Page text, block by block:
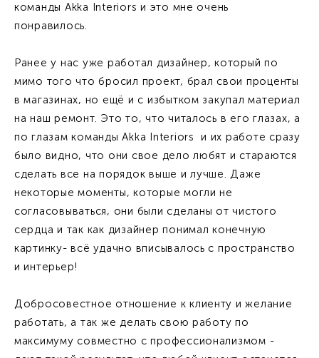
команды Akka Interiors и это мне очень
понравилось.
Ранее у нас уже работал дизайнер, который по
мимо того что бросил проект, брал свои проценты
в магазинах, но ещё и с избытком закупал материал
на наш ремонт. Это то, что читалось в его глазах, а
по глазам команды Akka Interiors и их работе сразу
было видно, что они свое дело любят и стараются
сделать все на порядок выше и лучше. Даже
некоторые моменты, которые могли не
согласовываться, они были сделаны от чистого
сердца и так как дизайнер понимал конечную
картинку- всё удачно вписывалось с пространство
и интерьер!
Добросовестное отношение к клиенту и желание
работать, а так же делать свою работу по
максимуму совместно с профессионализмом -